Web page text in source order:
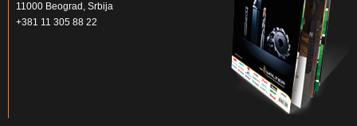
11000 Beograd, Srbija
+381 11 305 88 22